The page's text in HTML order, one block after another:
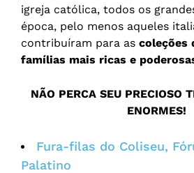
igreja católica, todos os
época, pelo menos aqueles
contribuíram para as coleções
famílias mais ricas e
NÃO PERCA SEU PRECIOSO
ENORMES!
Fura-filas do Coliseu,
Palatino